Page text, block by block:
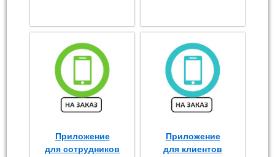
Приложение
для сотрудников
Приложение
для клиентов